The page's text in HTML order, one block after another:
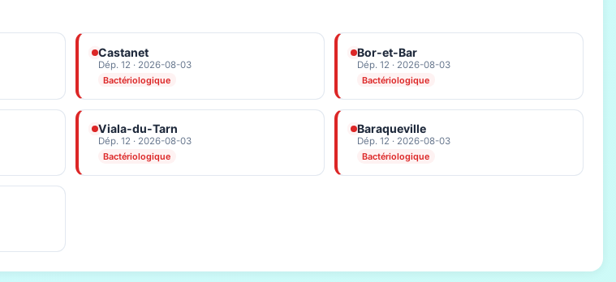
Castanet
Dép. 12 · 2026-08-03
Bactériologique
Bor-et-Bar
Dép. 12 · 2026-08-03
Bactériologique
Viala-du-Tarn
Dép. 12 · 2026-08-03
Bactériologique
Baraqueville
Dép. 12 · 2026-08-03
Bactériologique